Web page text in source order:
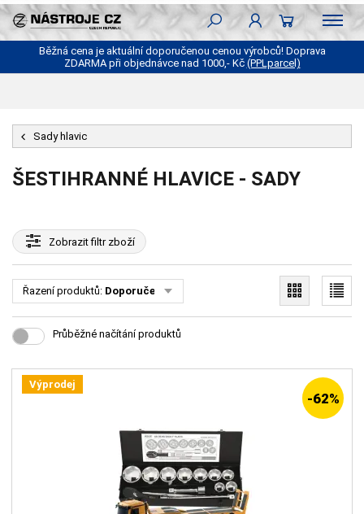
Běžná cena je aktuální doporučenou cenou výrobců! Doprava
ZDARMA při objednávce nad 1000,- Kč (PPLparcel)
Sady hlavic
ŠESTIHRANNÉ HLAVICE - SADY
Zobrazitfiltr zboží
Řazení produktů: Doporučené
Průběžné načítání produktů
Výprodej
-62%